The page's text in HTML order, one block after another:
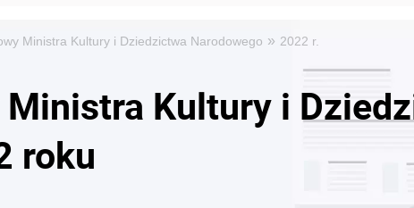
Ministra Kultury i Dziedzictwa Narodowego » 2022 r.
Kultury i
roku